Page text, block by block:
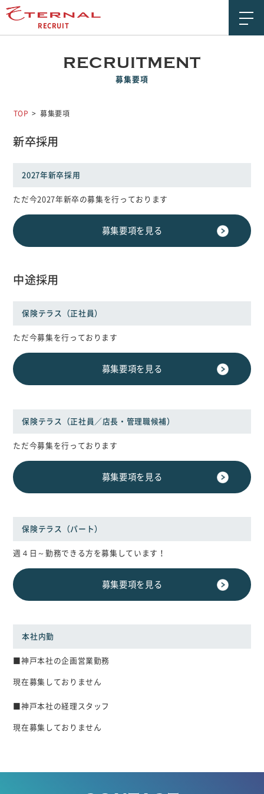
RECRUITMENT
募集要項
TOP 募集要項
新卒採用
2027年新卒採用
ただ今2027年新卒の募集を行っております
募集要項を見る
中途採用
保険テラス（正社員）
ただ今募集を行っております
募集要項を見る
保険テラス（正社員／店長・管理職候補）
ただ今募集を行っております
募集要項を見る
保険テラス（パート）
週４日～勤務できる方を募集しています！
募集要項を見る
本社内勤
■神戸本社の企画営業勤務
現在募集しておりません
■神戸本社の経理スタッフ
現在募集しておりません
RECRUIT
社員紹介
ENTRY